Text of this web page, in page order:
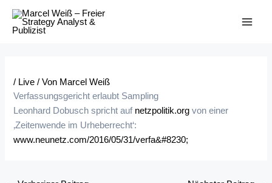
Inhalt
springen
/ Live / Von Marcel Weiß
Verfassungsgericht erlaubt Sampling
Leonhard Dobusch spricht auf netzpolitik.org von einer
‚Zeitenwende im Urheberrecht‘:
www.neunetz.com/2016/05/31/verfa&#8230;
Post